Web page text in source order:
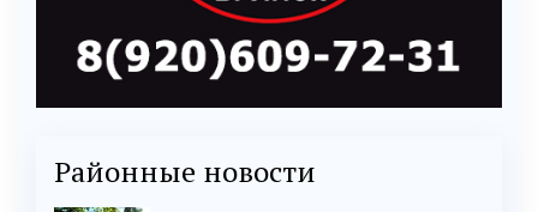
Районные новости